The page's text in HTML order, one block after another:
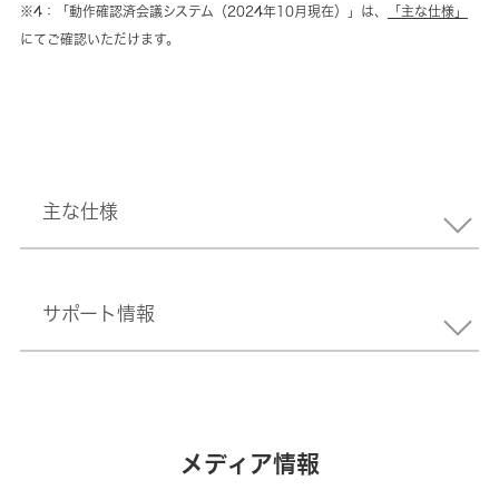
※4：「動作確認済会議システム（2024年10月現在）」は、
「主な仕様」
にてご確認いただけます。
主な仕様
サポート情報
メディア情報